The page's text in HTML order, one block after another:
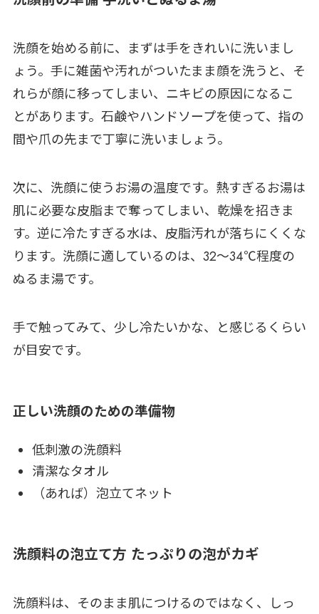
洗顔を始める前に、まずは手をきれいに洗いまし
ょう。手に雑菌や汚れがついたまま顔を洗うと、そ
れらが顔に移ってしまい、ニキビの原因になるこ
とがあります。石鹸やハンドソープを使って、指の
間や爪の先まで丁寧に洗いましょう。
次に、洗顔に使うお湯の温度です。熱すぎるお湯は
肌に必要な皮脂まで奪ってしまい、乾燥を招きま
す。逆に冷たすぎる水は、皮脂汚れが落ちにくくな
ります。洗顔に適しているのは、32～34℃程度の
ぬるま湯です。
手で触ってみて、少し冷たいかな、と感じるくらい
が目安です。
正しい洗顔のための準備物
低刺激の洗顔料
清潔なタオル
（あれば）泡立てネット
洗顔料の泡立て方 たっぷりの泡がカギ
洗顔料は、そのまま肌につけるのではなく、しっ